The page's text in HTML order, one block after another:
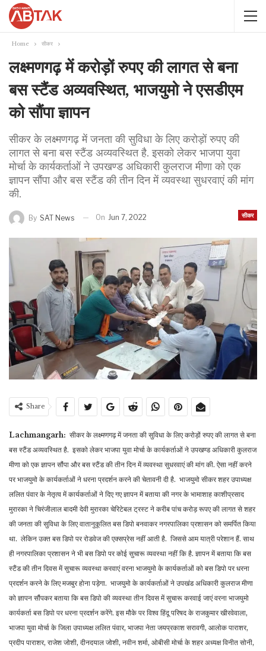
Home सीकर
लक्ष्मणगढ़ में करोड़ों रुपए की लागत से बना
बस स्टैंड अव्यवस्थित, भाजयुमो ने एसडीएम
को सौंपा ज्ञापन
सीकर के लक्ष्मणगढ़ में जनता की सुविधा के लिए करोड़ों रुपए की
लागत से बना बस स्टैंड अव्यवस्थित है. इसको लेकर भाजपा युवा
मोर्चा के कार्यकर्ताओं ने उपखण्ड अधिकारी कुलराज मीणा को एक
ज्ञापन सौंपा और बस स्टैंड की तीन दिन में व्यवस्था सुधरवाएं की मांग
की.
सीकर
By SAT News On Jun 7, 2022
Share
Lachmangarh: सीकर के लक्ष्मणगढ़ में जनता की सुविधा के लिए करोड़ों रुपए की लागत से बना
बस स्टैंड अव्यवस्थित है. इसको लेकर भाजपा युवा मोर्चा के कार्यकर्ताओं ने उपखण्ड अधिकारी कुलराज
मीणा को एक ज्ञापन सौंपा और बस स्टैंड की तीन दिन में व्यवस्था सुधरवाएं की मांग की. ऐसा नहीं करने
पर भाजयुमो के कार्यकर्ताओं ने धरना प्रदर्शन करने की चेतावनी दी है. भाजयुमो सीकर शहर उपाध्यक्ष
ललित पंवार के नेतृत्व में कार्यकर्ताओं ने दिए गए ज्ञापन में बताया की नगर के भामाशाह काशीप्रसाद
मुरारका ने चिरंजीलाल बादमी देवी मुरारका चेरिटेबल ट्रस्ट ने करीब पांच करोड़ रूपए की लागत से शहर
की जनता की सुविधा के लिए वातानुकूलित बस डिपो बनवाकर नगरपालिका प्रशासन को समर्पित किया
था. लेकिन उक्त बस डिपो पर रोडवेज की एक्सप्रेस नहीं आती है. जिससे आम यात्री परेशान हैं. साथ
ही नगरपालिका प्रशासन ने भी बस डिपो पर कोई सुचारू व्यवस्था नहीं कि है. ज्ञापन में बताया कि बस
स्टैंड की तीन दिवस में सुचारू व्यवस्था करवाएं वरना भाजयुमो के कार्यकर्ताओं को बस डिपो पर धरना
प्रदर्शन करने के लिए मजबुर होना पड़ेगा. भाजयुमो के कार्यकर्ताओं ने उपखंड अधिकारी कुलराज मीणा
को ज्ञापन सौंपकर बताया कि बस डिपो की व्यवस्था तीन दिवस में सुचारू करवाई जाएं वरना भाजयुमो
कार्यकर्ता बस डिपो पर धरना प्रदर्शन करेंगे. इस मौके पर विश्व हिंदू परिषद के राजकुमार खीरवेवाला,
भाजपा युवा मोर्चा के जिला उपाध्यक्ष ललित पंवार, भाजपा नेता जयप्रकाश सरावगी, आलोक पाराशर,
प्रदीप पाराशर, राजेश जोशी, दीनदयाल जोशी, नवीन शर्मा, ओबीसी मोर्चा के शहर अध्यक्ष विनीत सोनी,